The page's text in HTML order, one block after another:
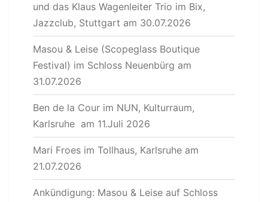
und das Klaus Wagenleiter Trio im Bix,
Jazzclub, Stuttgart am 30.07.2026
Masou & Leise (Scopeglass Boutique
Festival) im Schloss Neuenbürg am
31.07.2026
Ben de la Cour im NUN, Kulturraum,
Karlsruhe am 11.Juli 2026
Mari Froes im Tollhaus, Karlsruhe am
21.07.2026
Ankündigung: Masou & Leise auf Schloss